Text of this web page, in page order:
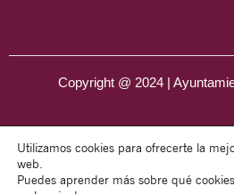
Copyright @ 2024 |
Utilizamos cookies para ofrecerte la
web.
Puedes aprender más sobre qué